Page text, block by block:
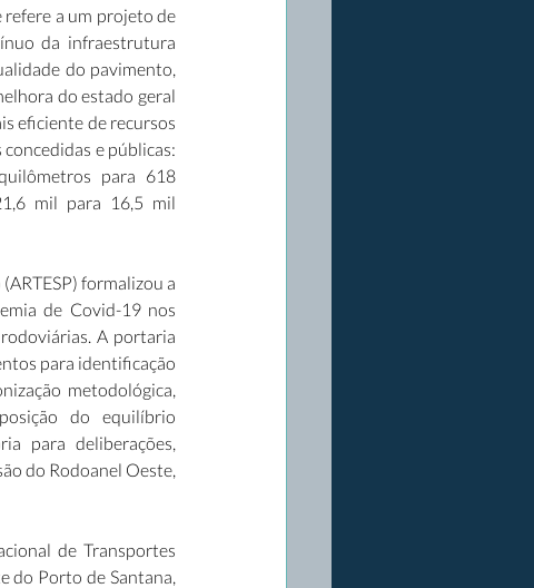
refere a um projeto de
da infraestrutura
do pavimento,
do estado geral
eficiente de recursos
e públicas:
para 618
mil para 16,5 mil
formalizou a
de Covid-19 nos
A portaria
para identificação
metodológica,
do equilíbrio
para deliberações,
do Rodoanel Oeste,
de Transportes
do Porto de Santana,